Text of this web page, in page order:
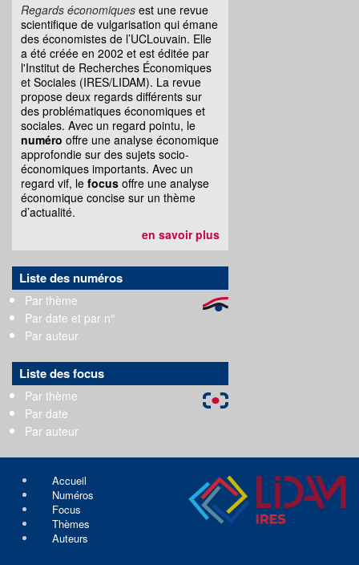
Regards économiques est une revue
scientifique de vulgarisation qui émane
des économistes de l’UCLouvain. Elle
a été créée en 2002 et est éditée par
l'Institut de Recherches Économiques
et Sociales (IRES/LIDAM). La revue
propose deux regards différents sur
des problématiques économiques et
sociales. Avec un regard pointu, le
numéro offre une analyse économique
approfondie sur des sujets socio-
économiques importants. Avec un
regard vif, le focus offre une analyse
économique concise sur un thème
d’actualité.
en savoir plus
Liste des numéros
Par thème
Par date et par n°
Par auteur
Liste des focus
Par thème
Par date
Par auteur
Accueil
Numéros
Focus
Thèmes
Auteurs